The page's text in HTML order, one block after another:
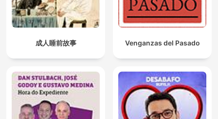
成人睡前故事 Venganzas del Pasado